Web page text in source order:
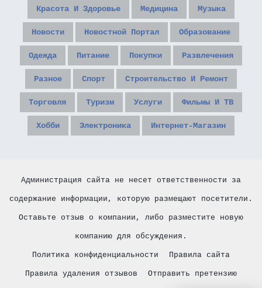
Красота И Здоровье Медицина Музыка
Новости Новостной Портал Образование
Одежда Питание Покупки Развлечения
Разное Спорт Строительство И Ремонт
Торговля Туризм Услуги Фильмы И ТВ
Хобби Электроника Интернет-Магазин
Администрация сайта не несет ответственности за
содержание информации, которую размещают посетители.
Оставьте отзыв о компании, либо разместите новую
компанию для обсуждения.
Политика конфиденциальности Правила сайта
Правила удаления отзывов Отправить претензию